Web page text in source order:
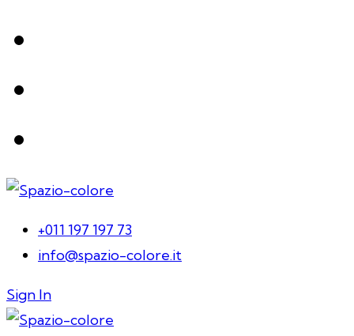
+011 197 197 73
info@spazio-colore.it
Sign In